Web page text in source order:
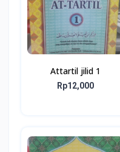
Attartil jilid 1
Rp12,000